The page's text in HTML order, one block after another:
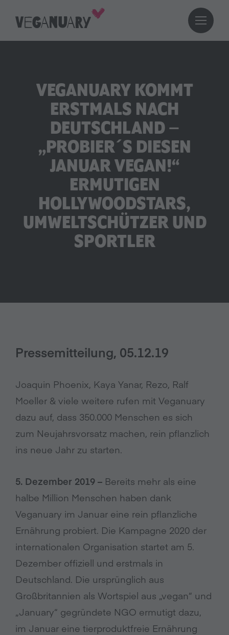
VEGANUARY KOMMT
ERSTMALS NACH
DEUTSCHLAND –
„PROBIER´S DIESEN
JANUAR VEGAN!“
ERMUTIGEN
HOLLYWOODSTARS,
UMWELTSCHÜTZER UND
SPORTLER
Pressemitteilung, 05.12.19
Joaquin Phoenix, Kaya Yanar, Rezo, Ralf
Moeller & viele weitere rufen mit Veganuary
dazu auf, dass 350.000 Menschen es sich
zum Neujahrsvorsatz machen, rein pflanzlich
ins neue Jahr zu starten.
5. Dezember 2019 – Bereits mehr als eine
halbe Million Menschen haben dank
Veganuary im Januar eine rein pflanzliche
Ernährung probiert. Die Kampagne 2020 der
internationalen Organisation startet am 5.
Dezember offiziell und erstmals in
Deutschland. Die ursprünglich aus
Großbritannien als Wortspiel aus „vegan“ und
„January“ gegründete NGO ermutigt dazu,
im Januar eine tierproduktfreie Ernährung